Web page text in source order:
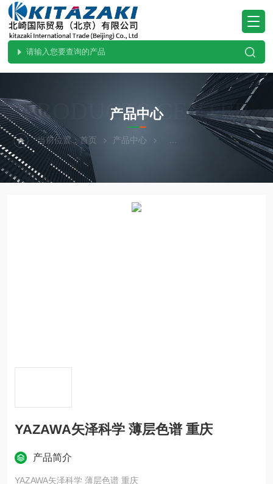
PRODUCTS CENTER
产品中心
当前位置：首页 产品中心 热卖！YAZAWA矢泽科学
YAZAWA矢泽科学 薄层色谱 重庆
产品简介
YAZAWA矢泽科学 薄层色谱 重庆